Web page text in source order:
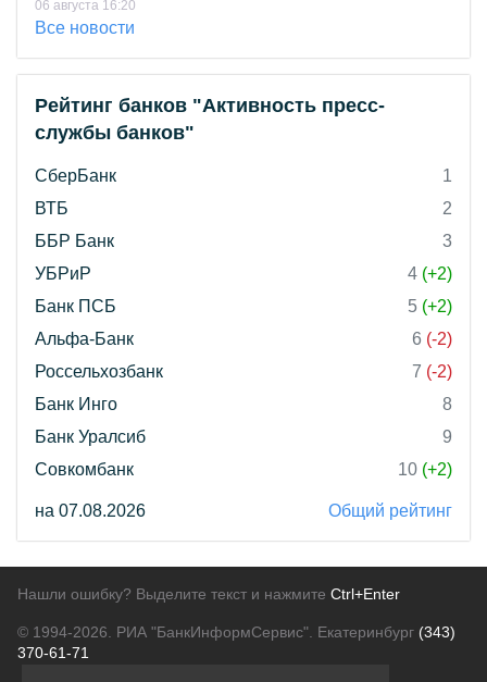
06 августа 16:20
Все новости
Рейтинг банков "Активность пресс-
службы банков"
СберБанк
1
ВТБ
2
ББР Банк
3
УБРиР
4 (+2)
Банк ПСБ
5 (+2)
Альфа-Банк
6 (-2)
Россельхозбанк
7 (-2)
Банк Инго
8
Банк Уралсиб
9
Совкомбанк
10 (+2)
на 07.08.2026 Общий рейтинг
Нашли ошибку? Выделите текст и нажмите Ctrl+Enter
© 1994-2026. РИА "БанкИнформСервис". Екатеринбург (343)
370-61-71